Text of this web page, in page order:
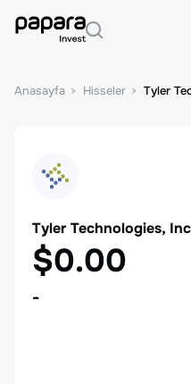
Anasayfa Hisseler Tyler
Tyler Technologies,
$0.00
-